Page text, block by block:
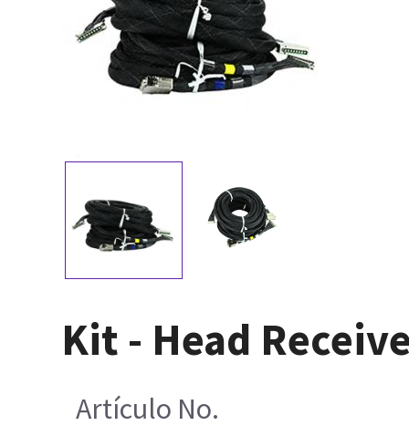
Kit - Head
Artículo No.